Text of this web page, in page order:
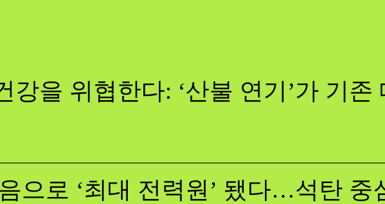
강을 위협한다: ‘산불 연기’가 기존
으로 ‘최대 전력원’ 됐다…석탄 중